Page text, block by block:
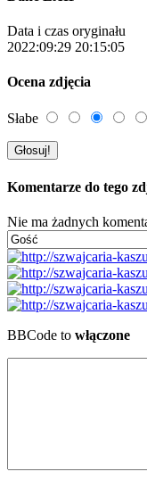
Data i czas oryginału
2022:09:29 20:15:05
Ocena zdjęcia
Słabe
Komentarze do tego
Nie ma żadnych
BBCode to włączone